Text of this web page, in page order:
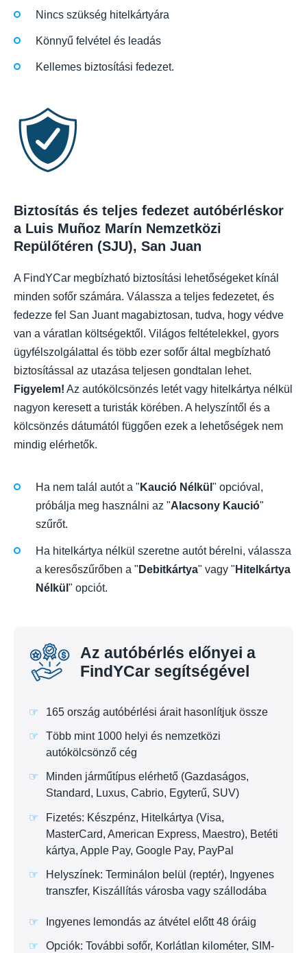
Nincs szükség hitelkártyára
Könnyű felvétel és leadás
Kellemes biztosítási fedezet.
Biztosítás és teljes fedezet autóbérléskor
a Luis Muñoz Marín Nemzetközi
Repülőtéren (SJU), San Juan
A FindYCar megbízható biztosítási lehetőségeket kínál
minden sofőr számára. Válassza a teljes fedezetet, és
fedezze fel San Juant magabiztosan, tudva, hogy védve
van a váratlan költségektől. Világos feltételekkel, gyors
ügyfélszolgálattal és több ezer sofőr által megbízható
biztosítással az utazása teljesen gondtalan lehet.
Figyelem! Az autókölcsönzés letét vagy hitelkártya nélkül
nagyon keresett a turisták körében. A helyszíntől és a
kölcsönzés dátumától függően ezek a lehetőségek nem
mindig elérhetők.
Ha nem talál autót a " Kaució Nélkül " opcióval,
próbálja meg használni az "Alacsony Kaució"
szűrőt.
Ha hitelkártya nélkül szeretne autót bérelni, válassza
a keresőszűrőben a " Debitkártya" vagy " Hitelkártya
Nélkül " opciót.
Az autóbérlés előnyei a
FindYCar segítségével
165 ország autóbérlési árait hasonlítjuk össze
Több mint 1000 helyi és nemzetközi
autókölcsönző cég
Minden járműtípus elérhető (Gazdaságos,
Standard, Luxus, Cabrio, Egyterű, SUV)
Fizetés: Készpénz, Hitelkártya (Visa,
MasterCard, American Express, Maestro), Betéti
kártya, Apple Pay, Google Pay, PayPal
Helyszínek: Terminálon belül (reptér), Ingyenes
transzfer, Kiszállítás városba vagy szállodába
Ingyenes lemondás az átvétel előtt 48 óráig
Opciók: További sofőr, Korlátlan kilométer, SIM-